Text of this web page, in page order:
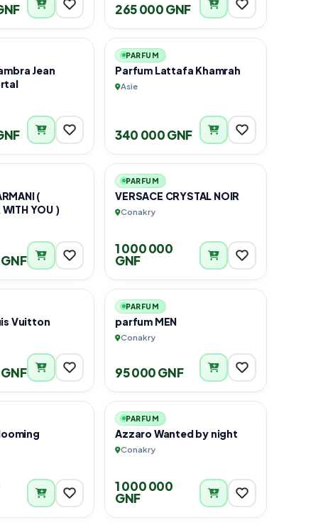
265 000 GNF
1
Jean
2
PARFUM
Parfum Lattafa Khamrah
Asie
340 000 GNF
1
(
STRONGER WITH YOU )
1
PARFUM
VERSACE CRYSTAL NOIR
Conakry
1 000 000
GNF
1
Vuitton
2
PARFUM
parfum MEN
Conakry
95 000 GNF
1 1
PARFUM
Azzaro Wanted by night
Conakry
1 000 000
GNF
1 1